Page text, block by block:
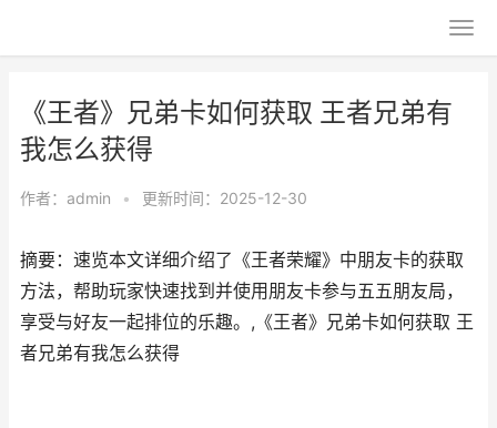
《王者》兄弟卡如何获取 王者兄弟有
我怎么获得
作者： admin • 更新时间：2025-12-30
摘要：速览本文详细介绍了《王者荣耀》中朋友卡的获取
方法，帮助玩家快速找到并使用朋友卡参与五五朋友局，
享受与好友一起排位的乐趣。,《王者》兄弟卡如何获取 王
者兄弟有我怎么获得